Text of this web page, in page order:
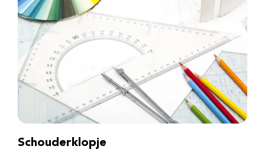
Schouderklopje